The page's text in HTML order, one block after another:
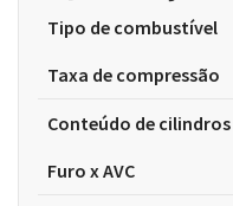
Tipo de combustível
Taxa de compressão
Conteúdo de cilindros
Furo x AVC